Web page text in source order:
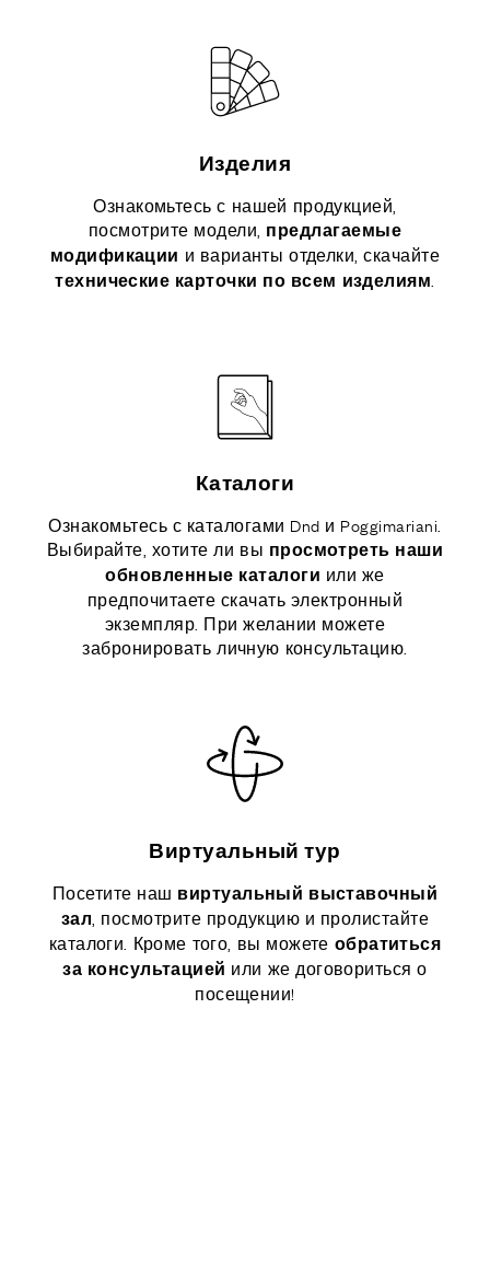
Изделия
Ознакомьтесь с нашей продукцией,
посмотрите модели, предлагаемые
модификации и варианты отделки, скачайте
технические карточки по всем изделиям
Каталоги
Ознакомьтесь с каталогами Dnd и Poggimariani.
Выбирайте, хотите ли вы просмотреть наши
обновленные каталоги или же
предпочитаете скачать электронный
экземпляр. При желании можете
забронировать личную консультацию.
Виртуальный тур
Посетите наш виртуальный выставочный
зал , посмотрите продукцию и пролистайте
каталоги. Кроме того, вы можете обратиться
за консультацией или же договориться о
посещении!